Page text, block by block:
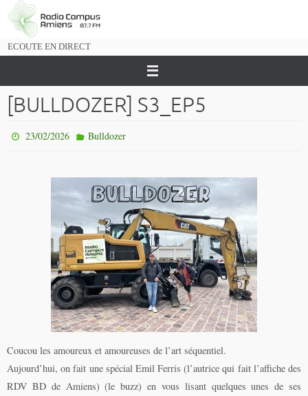
Passer
vers
ECOUTE EN DIRECT
[BULLDOZER] S3_EP5
23/02/2026 Bulldozer
Coucou les amoureux et amoureuses de l’art séquentiel.
Aujourd’hui, on fait une spécial Emil Ferris (l’autrice qui fait l’affiche des
RDV BD de Amiens) (le buzz) en vous lisant quelques unes de ses